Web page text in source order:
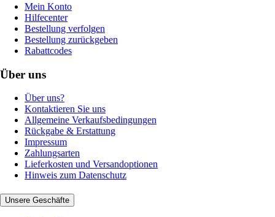
Mein Konto
Hilfecenter
Bestellung verfolgen
Bestellung zurückgeben
Rabattcodes
Über uns
Über uns?
Kontaktieren Sie uns
Allgemeine Verkaufsbedingungen
Rückgabe & Erstattung
Impressum
Zahlungsarten
Lieferkosten und Versandoptionen
Hinweis zum Datenschutz
Unsere Geschäfte